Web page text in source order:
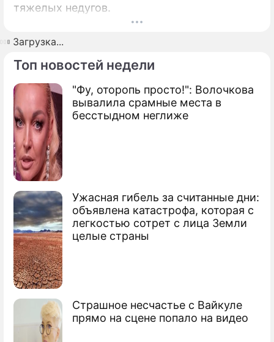
Топ новостей недели
"Фу, оторопь просто!": Волочкова
вывалила срамные места в
бесстыдном неглиже
Ужасная гибель за считанные дни:
объявлена катастрофа, которая с
легкостью сотрет с лица Земли
целые страны
Страшное несчастье с Вайкуле
прямо на сцене попало на видео
тяжелых недугов.
Загрузка...